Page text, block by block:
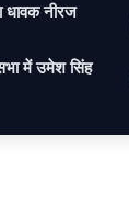
धावक नीरज
में उमेश सिंह